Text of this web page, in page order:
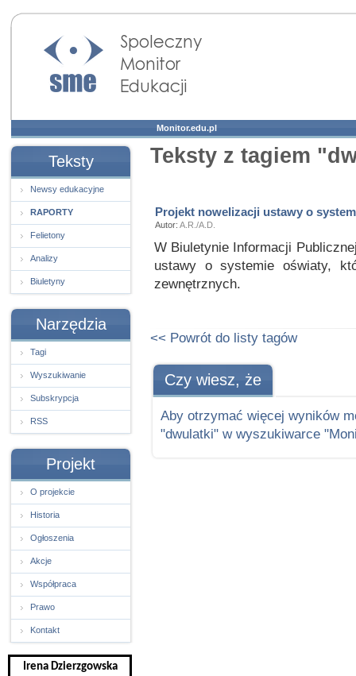
Społeczny Monitor
Edukacji
Monitor.edu.pl
Teksty
Newsy edukacyjne
RAPORTY
Felietony
Analizy
Biuletyny
Narzędzia
Tagi
Wyszukiwanie
Subskrypcja
RSS
Projekt
O projekcie
Historia
Ogłoszenia
Akcje
Współpraca
Prawo
Kontakt
Irena Dzierzgowska
Teksty z tagiem
Projekt nowelizacji ustawy o
Autor: A.R./A.D.
W Biuletynie Informacji
ustawy o systemie oświaty,
zewnętrznych.
<< Powrót do listy tagów
Czy wiesz, że
Aby otrzymać więcej wyników
"dwulatki" w wyszukiwarce